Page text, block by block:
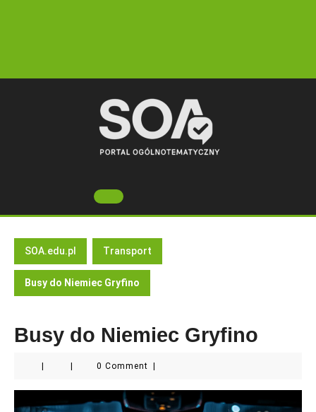
Open
Button
SOA.edu.pl Transport
Busy do Niemiec Gryfino
Busy do Niemiec Gryfino
0 Comment